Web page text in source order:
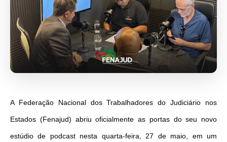
A Federação Nacional dos Trabalhadores do Judiciário nos
Estados (Fenajud) abriu oficialmente as portas do seu novo
estúdio de podcast nesta quarta-feira, 27 de maio, em um